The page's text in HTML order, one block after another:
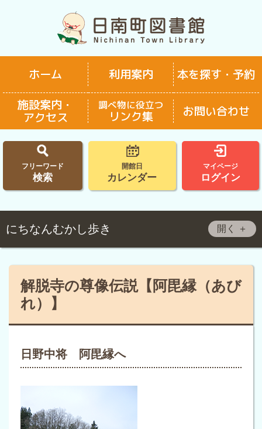
ホーム 利用案内
本を探す・予約
施設案内・
アクセス
調べ物に役立つ
リンク集 お問い合わせ
解脱寺の尊像伝説【阿毘縁（あび
れ）】
日野中将 阿毘縁へ
フリーワード
検索
開館日
カレンダー
マイページ
ログイン
にちなんむかし歩き 開く ＋